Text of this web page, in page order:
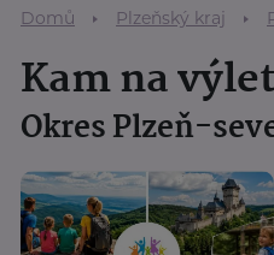
Domů Plzeňský kraj
Kam na výlet
Okres Plzeň-